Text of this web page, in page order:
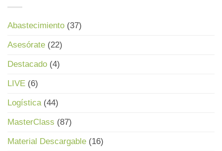
Abastecimiento (37)
Asesórate (22)
Destacado (4)
LIVE (6)
Logística(44)
MasterClass (87)
Material Descargable (16)